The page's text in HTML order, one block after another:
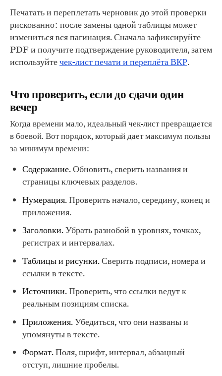
Печатать и переплетать черновик до этой проверки
рискованно: после замены одной таблицы может
измениться вся пагинация. Сначала зафиксируйте
PDF и получите подтверждение руководителя, затем
используйтечек-лист печати и переплёта ВКР.
Что проверить, если до сдачи один
вечер
Когда времени мало, идеальный чек-лист превращается
в боевой. Вот порядок, который дает максимум пользы
за минимум времени:
Содержание.Обновить, сверить названия и
страницы ключевых разделов.
Нумерация.Проверить начало, середину, конец и
приложения.
Заголовки.Убрать разнобой в уровнях, точках,
регистрах и интервалах.
Таблицы и рисунки.Сверить подписи, номера и
ссылки в тексте.
Источники.Проверить, что ссылки ведут к
реальным позициям списка.
Приложения.Убедиться, что они названы и
упомянуты в тексте.
Формат.Поля, шрифт, интервал, абзацный
отступ, лишние пробелы.